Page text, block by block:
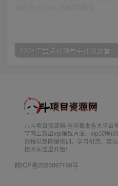
2024年盘点视频号中视频运营，盘点视频号创作分成计划，快速过原创日入300+
八斗项目资源网-全网首发各大平台
享网上新出vip赚钱方法、vip课程视
课程以及网赚培训，学习引流、建
技术从这里开始！
皖ICP备2025097190号